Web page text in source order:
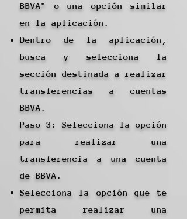
BBVA" o una opción similar
en la aplicación.
Dentro de la aplicación,
busca y selecciona la
sección destinada a realizar
transferencias a cuentas
BBVA.
Paso 3: Selecciona la opción
para realizar una
transferencia a una cuenta
de BBVA.
Selecciona la opción que te
permita realizar una